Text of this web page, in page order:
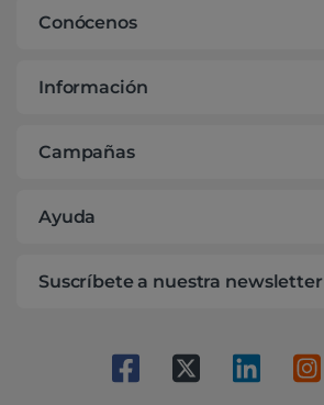
Conócenos
Información
Campañas
Ayuda
Suscríbete a nuestra newsletter